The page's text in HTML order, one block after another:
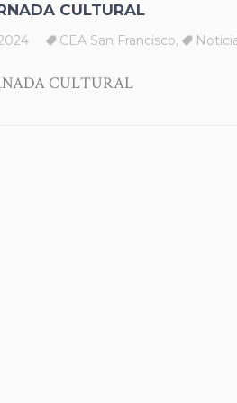
CULTURAL
CEA San Francisco,
CULTURAL